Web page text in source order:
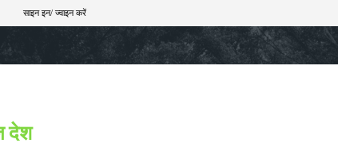
साइन इन/ ज्वाइन करें
खेल टेक – ऑटो राज्य मनोरंजन
देश